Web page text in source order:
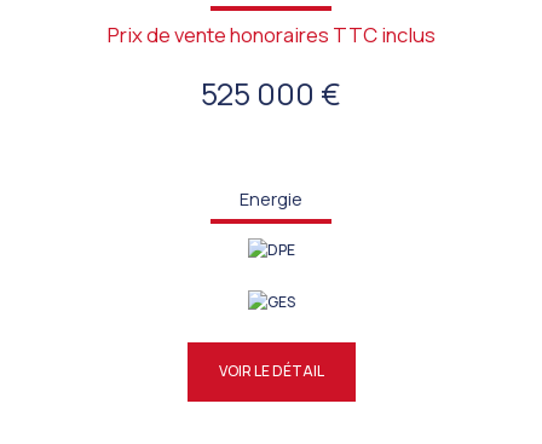
Prix de vente honoraires TTC inclus
525 000 €
Energie
VOIR LE DÉTAIL